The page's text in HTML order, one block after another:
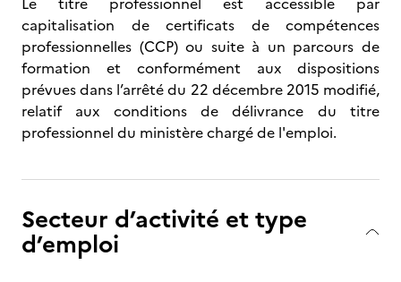
capitalisation de certificats de compétences
professionnelles (CCP) ou suite à un parcours de
formation et conformément aux dispositions
prévues dans l’arrêté du 22 décembre 2015 modifié,
relatif aux conditions de délivrance du titre
professionnel du ministère chargé de l'emploi.
Secteur d’activité et type
d’emploi